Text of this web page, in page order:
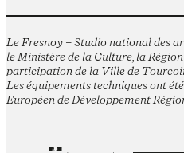
Le Fresnoy – Studio national des
le Ministère de la Culture, la
participation de la Ville de
Les équipements techniques ont
Européen de Développement